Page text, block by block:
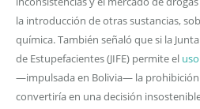
la introducción de otras sustancias,
química. También señaló que si la
de Estupefacientes (JIFE) permite el
—impulsada en Bolivia— la prohibición
convertiría en una decisión